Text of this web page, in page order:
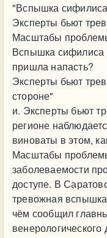
"Вспышка
Эксперты бьют
Масштабы
Вспышка сифилиса
пришла напасть?
Эксперты бьют
стороне"
и. Эксперты бьют
регионе
виноваты в этом,
Масштабы
заболеваемости
доступе. В
тревожная
чём сообщил